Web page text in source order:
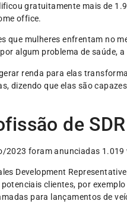
gratuitamente mais de
office.
que mulheres enfrentam no
algum problema de saúde,
renda para elas
dizendo que elas são
de SDR
2023 foram anunciadas 1.019
Development
clientes, por
para lançamentos de